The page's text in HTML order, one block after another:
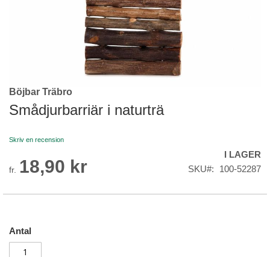
Skip
to
the
of
images
Böjbar Träbro
Smådjurbarriär i naturträ
Skriv en recension
fr. 18,90 kr
I LAGER
SKU
100-52287
Antal